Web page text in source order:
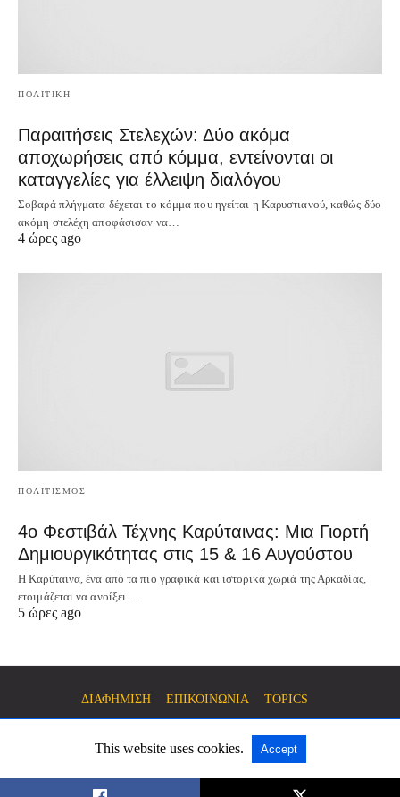
ΠΟΛΙΤΙΚΗ
Παραιτήσεις Στελεχών: Δύο ακόμα
αποχωρήσεις από κόμμα, εντείνονται οι
καταγγελίες για έλλειψη διαλόγου
Σοβαρά πλήγματα δέχεται το κόμμα που ηγείται η Καρυστιανού, καθώς δύο
ακόμη στελέχη αποφάσισαν να…
4 ώρες ago
ΠΟΛΙΤΙΣΜΟΣ
4ο Φεστιβάλ Τέχνης Καρύταινας: Μια Γιορτή
Δημιουργικότητας στις 15 & 16 Αυγούστου
Η Καρύταινα, ένα από τα πιο γραφικά και ιστορικά χωριά της Αρκαδίας,
ετοιμάζεται να ανοίξει…
5 ώρες ago
ΔΙΑΦΗΜΙΣΗ ΕΠΙΚΟΙΝΩΝΙΑ TOPICS
All Rights Reserved View Non-AMP Version
This website uses cookies. Accept